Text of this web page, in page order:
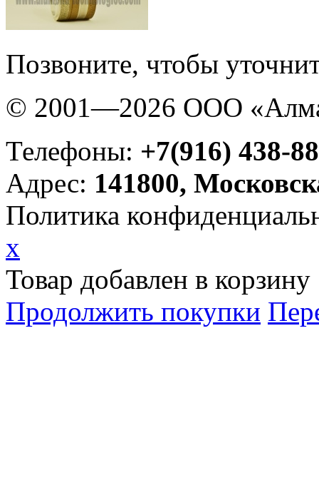
Позвоните, чтобы
© 2001—2026 ООО
Телефоны: +7(916) 438-
Адрес: 141800,
Политика
x
Товар добавлен в корзину
Продолжить покупки